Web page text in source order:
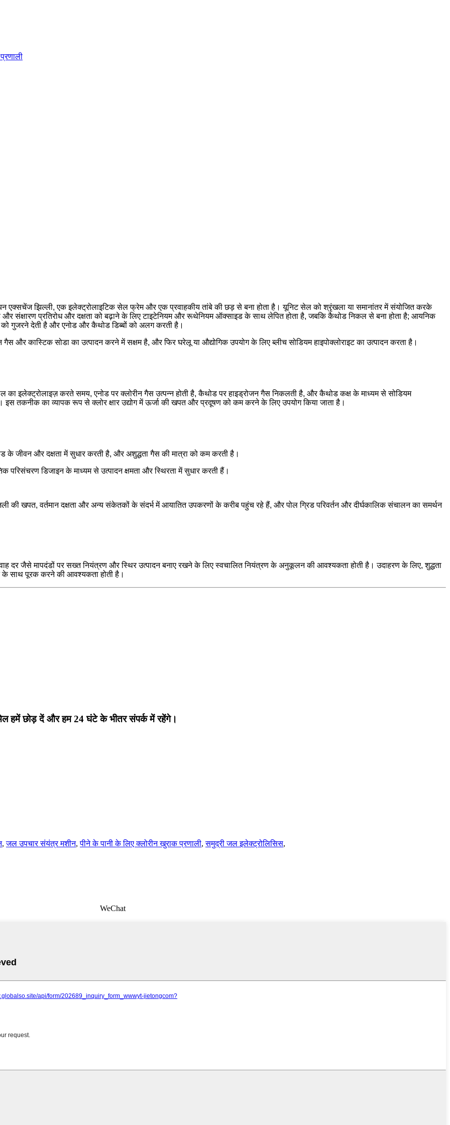
झिल्ली, एक इलेक्ट्रोलाइटिक सेल फ्रेम और एक प्रवाहकीय तांबे की छड़ से बना होता है। यूनिट सेल को श्रृंखला या समानांतर में संयोजित करके
और संक्षारण प्रतिरोध और दक्षता को बढ़ाने के लिए टाइटेनियम और रूथेनियम ऑक्साइड के साथ लेपित होता है, जबकि कैथोड निकल से बना होता है; आयनिक
गुजरने देती है और एनोड और कैथोड डिब्बों को अलग करती है।
और कास्टिक सोडा का उत्पादन करने में सक्षम है, और फिर घरेलू या औद्योगिक उपयोग के लिए ब्लीच सोडियम हाइपोक्लोराइट का उत्पादन करता है।
का इलेक्ट्रोलाइज़ करते समय, एनोड पर क्लोरीन गैस उत्पन्न होती है, कैथोड पर हाइड्रोजन गैस निकलती है, और कैथोड कक्ष के माध्यम से सोडियम
इस तकनीक का व्यापक रूप से क्लोर क्षार उद्योग में ऊर्जा की खपत और प्रदूषण को कम करने के लिए उपयोग किया जाता है।
के जीवन और दक्षता में सुधार करती है, और अशुद्धता गैस की मात्रा को कम करती है।
परिसंचरण डिजाइन के माध्यम से उत्पादन क्षमता और स्थिरता में सुधार करती हैं।
की खपत, वर्तमान दक्षता और अन्य संकेतकों के संदर्भ में आयातित उपकरणों के करीब पहुंच रहे हैं, और पोल ग्रिड परिवर्तन और दीर्घकालिक संचालन का समर्थन
दर जैसे मापदंडों पर सख्त नियंत्रण और स्थिर उत्पादन बनाए रखने के लिए स्वचालित नियंत्रण के अनुकूलन की आवश्यकता होती है। उदाहरण के लिए, शुद्धता
के साथ पूरक करने की आवश्यकता होती है।
हमें छोड़ दें और हम 24 घंटे के भीतर संपर्क में रहेंगे।
,जल उपचार संयंत्र मशीन,पीने के पानी के लिए क्लोरीन खुराक प्रणाली,समुद्री जल इलेक्ट्रोलिसिस,
WeChat